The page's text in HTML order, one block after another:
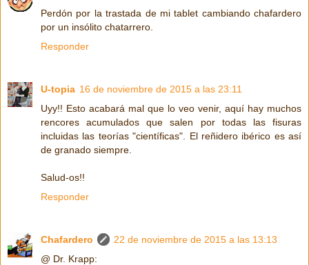
Perdón por la trastada de mi tablet cambiando chafardero
por un insólito chatarrero.
Responder
U-topia 16 de noviembre de 2015 a las 23:11
Uyy!! Esto acabará mal que lo veo venir, aquí hay muchos
rencores acumulados que salen por todas las fisuras
incluidas las teorías "científicas". El reñidero ibérico es así
de granado siempre.
Salud-os!!
Responder
Chafardero
22 de noviembre de 2015 a las 13:13
@ Dr. Krapp: